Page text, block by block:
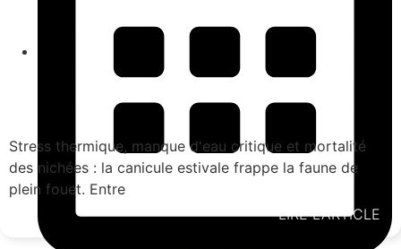
Stress thermique, manque d'eau critique et mortalité
des nichées : la canicule estivale frappe la faune de
plein fouet. Entre
LIRE L'ARTICLE